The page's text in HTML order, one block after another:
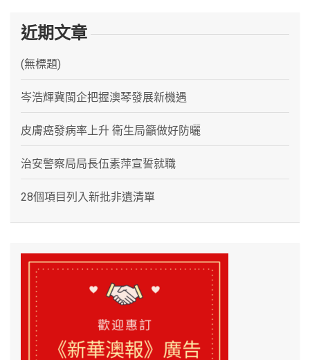
近期文章
(無標題)
岑浩輝冀閩企把握澳琴發展新機遇
皮膚癌發病率上升 衛生局籲做好防曬
治安警察局局長伍素萍宣誓就職
28個項目列入新批非遺清單